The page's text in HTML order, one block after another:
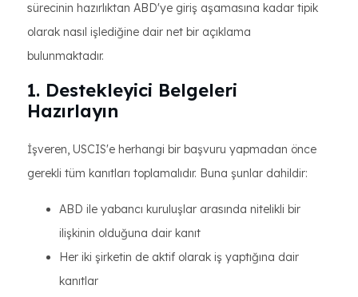
sürecinin hazırlıktan ABD'ye giriş aşamasına kadar tipik
olarak nasıl işlediğine dair net bir açıklama
bulunmaktadır.
1. Destekleyici Belgeleri
Hazırlayın
İşveren, USCIS'e herhangi bir başvuru yapmadan önce
gerekli tüm kanıtları toplamalıdır. Buna şunlar dahildir:
ABD ile yabancı kuruluşlar arasında nitelikli bir
ilişkinin olduğuna dair kanıt
Her iki şirketin de aktif olarak iş yaptığına dair
kanıtlar